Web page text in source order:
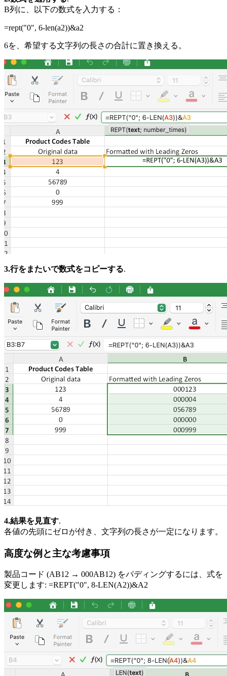
B列に、以下の数式を入力する：
=rept("0", 6-len(a2))&a2
6を、希望する文字列の長さの合計に置き換える。
3.行をまたいで数式をコピーする.
4.結果を見直す.
各値の先頭にゼロが付き、文字列の長さが一定になります。
高度な例と主な考慮事項
製品コード (AB12 → 000AB12) をパディングするには、式を
変更します: =REPT("0", 8-LEN(A2))&A2